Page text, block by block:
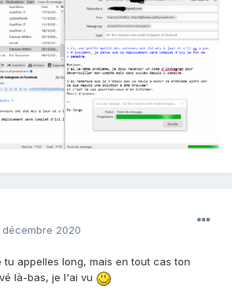
décembre 2020
appelles long, mais en tout cas ton
là-bas, je l'ai vu